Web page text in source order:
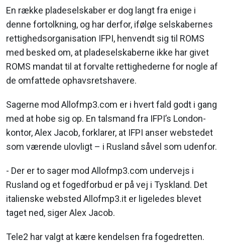
En række pladeselskaber er dog langt fra enige i
denne fortolkning, og har derfor, ifølge selskabernes
rettighedsorganisation IFPI, henvendt sig til ROMS
med besked om, at pladeselskaberne ikke har givet
ROMS mandat til at forvalte rettighederne for nogle af
de omfattede ophavsretshavere.
Sagerne mod Allofmp3.com er i hvert fald godt i gang
med at hobe sig op. En talsmand fra IFPI’s London-
kontor, Alex Jacob, forklarer, at IFPI anser webstedet
som værende ulovligt – i Rusland såvel som udenfor.
- Der er to sager mod Allofmp3.com undervejs i
Rusland og et fogedforbud er på vej i Tyskland. Det
italienske websted Allofmp3.it er ligeledes blevet
taget ned, siger Alex Jacob.
Tele2 har valgt at kære kendelsen fra fogedretten.